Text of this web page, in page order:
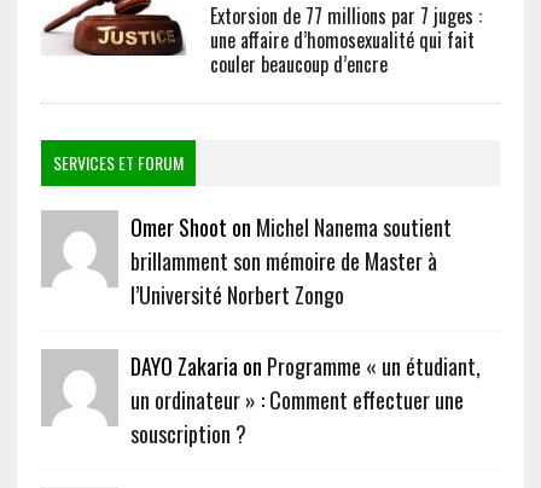
Extorsion de 77 millions par 7 juges :
une affaire d’homosexualité qui fait
couler beaucoup d’encre
SERVICES ET FORUM
Omer Shoot on Michel Nanema soutient
brillamment son mémoire de Master à
l’Université Norbert Zongo
DAYO Zakaria on Programme « un étudiant,
un ordinateur » : Comment effectuer une
souscription ?